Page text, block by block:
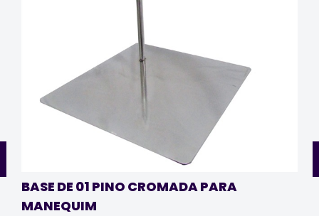
BASE DE 01 PINO CROMADA PARA
MANEQUIM